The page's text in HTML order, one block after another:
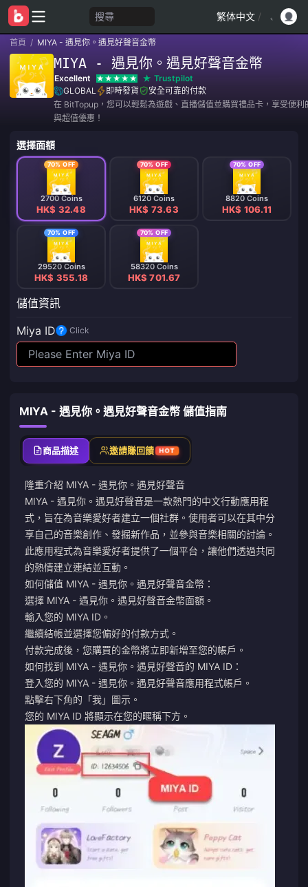
搜尋 繁体中文 /
首頁 / MIYA - 遇見你。遇見好聲音金幣
MIYA - 遇見你。遇見好聲音金幣
Excellent
Trustpilot
GLOBAL
即時發貨
安全可靠的付款
在 BitTopup，您可以輕鬆為遊戲、直播儲值並購買禮品卡，享受便利
與超值優惠！
選擇面額
70% OFF
2700 Coins
HK$ 32.48
70% OFF
6120 Coins
HK$ 73.63
70% OFF
8820 Coins
HK$ 106.11
70% OFF
29520 Coins
HK$ 355.18
70% OFF
58320 Coins
HK$ 701.67
儲值資訊
Miya ID
Click
MIYA - 遇見你。遇見好聲音金幣 儲值指南
商品描述 邀請賺回饋 HOT
隆重介紹 MIYA - 遇見你。遇見好聲音
MIYA - 遇見你。遇見好聲音是一款熱門的中文行動應用程
式，旨在為音樂愛好者建立一個社群。使用者可以在其中分
享自己的音樂創作、發掘新作品，並參與音樂相關的討論。
此應用程式為音樂愛好者提供了一個平台，讓他們透過共同
的熱情建立連結並互動。
如何儲值 MIYA - 遇見你。遇見好聲音金幣：
選擇 MIYA - 遇見你。遇見好聲音金幣面額。
輸入您的 MIYA ID。
繼續結帳並選擇您偏好的付款方式。
付款完成後，您購買的金幣將立即新增至您的帳戶。
如何找到 MIYA - 遇見你。遇見好聲音的 MIYA ID：
登入您的 MIYA - 遇見你。遇見好聲音應用程式帳戶。
點擊右下角的「我」圖示。
您的 MIYA ID 將顯示在您的暱稱下方。